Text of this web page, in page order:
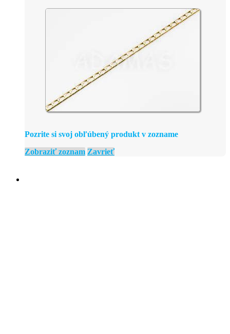
Pozrite si svoj obľúbený produkt v zozname
Zobraziť zoznam Zavrieť